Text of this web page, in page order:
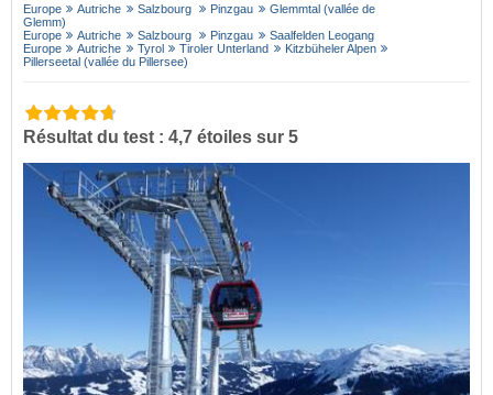
Europe Autriche Salzbourg Pinzgau
Glemmtal (vallée de
Glemm)
Europe
Autriche Salzbourg Pinzgau
Saalfelden Leogang
Europe
Autriche Tyrol Tiroler Unterland
Kitzbüheler Alpen
Pillerseetal (vallée du Pillersee)
Résultat du test : 4,7 étoiles sur 5